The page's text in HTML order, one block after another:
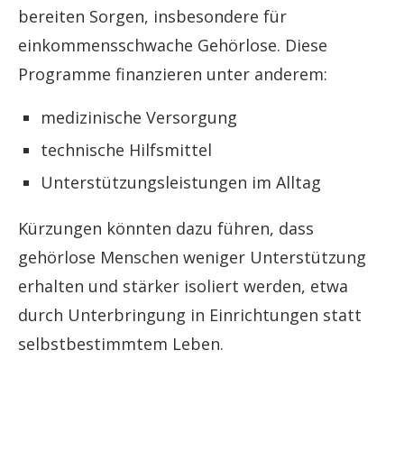
bereiten Sorgen, insbesondere für
einkommensschwache Gehörlose. Diese
Programme finanzieren unter anderem:
medizinische Versorgung
technische Hilfsmittel
Unterstützungsleistungen im Alltag
Kürzungen könnten dazu führen, dass
gehörlose Menschen weniger Unterstützung
erhalten und stärker isoliert werden, etwa
durch Unterbringung in Einrichtungen statt
selbstbestimmtem Leben.